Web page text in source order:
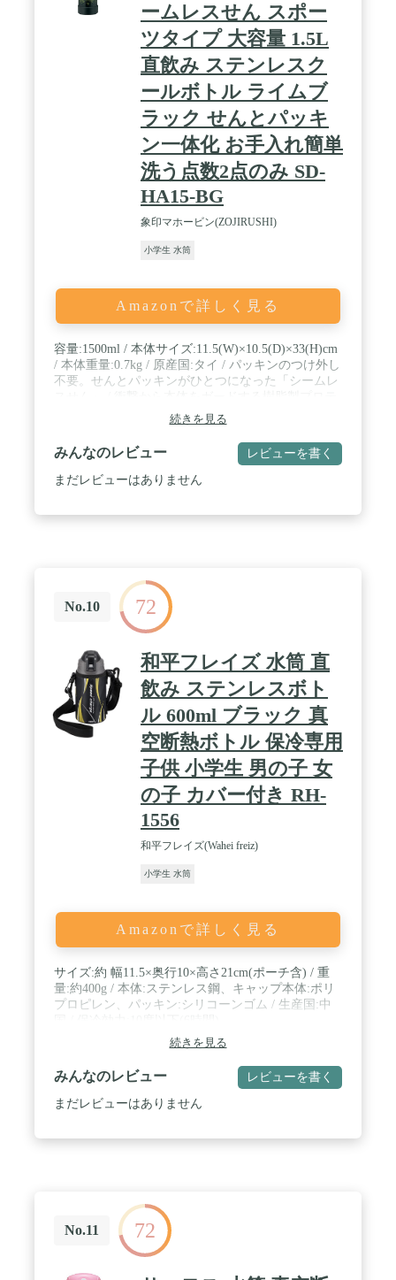
ームレスせん スポー
ツタイプ 大容量 1.5L
直飲み ステンレスク
ールボトル ライムブ
ラック せんとパッキ
ン一体化 お手入れ簡単
洗う点数2点のみ SD-
HA15-BG
象印マホービン(ZOJIRUSHI)
小学生 水筒
Amazonで詳しく見る
容量:1500ml / 本体サイズ:11.5(W)×10.5(D)×33(H)cm
/ 本体重量:0.7kg / 原産国:タイ / パッキンのつけ外し
不要。せんとパッキンがひとつになった「シームレ
クトアーマー搭載 / 4℃の冷水が6時間後でも 8℃以
下 / ポーチレスだから、ポーチの洗濯や渇き待ちな
し / 本体丸洗いOK / スポーツドリンク等の塩分によ
るサビに強い内側コーティング
続きを見る
みんなのレビュー レビューを書く
まだレビューはありません
No.10 72
和平フレイズ 水筒 直
飲み ステンレスボト
ル 600ml ブラック 真
空断熱ボトル 保冷専用
子供 小学生 男の子 女
の子 カバー付き RH-
1556
和平フレイズ(Wahei freiz)
小学生 水筒
Amazonで詳しく見る
サイズ:約 幅11.5×奥行10×高さ21cm(ポーチ含) / 重
量:約400g / 本体:ステンレス鋼、キャップ本体:ポリ
プロピレン、パッキン:シリコーンゴム / 生産国:中
続きを見る
みんなのレビュー レビューを書く
まだレビューはありません
No.11 72